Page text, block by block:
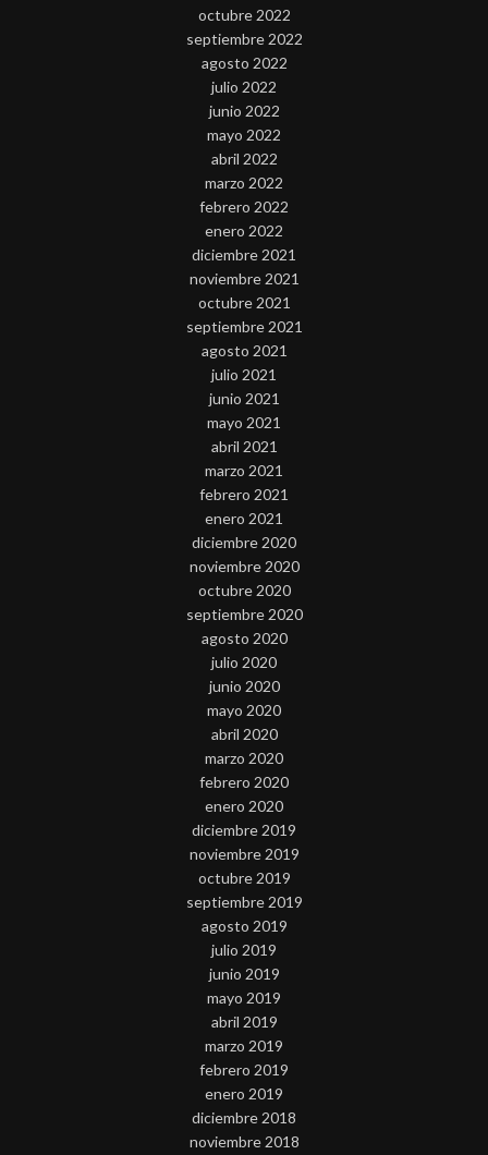
octubre 2022
septiembre 2022
agosto 2022
julio 2022
junio 2022
mayo 2022
abril 2022
marzo 2022
febrero 2022
enero 2022
diciembre 2021
noviembre 2021
octubre 2021
septiembre 2021
agosto 2021
julio 2021
junio 2021
mayo 2021
abril 2021
marzo 2021
febrero 2021
enero 2021
diciembre 2020
noviembre 2020
octubre 2020
septiembre 2020
agosto 2020
julio 2020
junio 2020
mayo 2020
abril 2020
marzo 2020
febrero 2020
enero 2020
diciembre 2019
noviembre 2019
octubre 2019
septiembre 2019
agosto 2019
julio 2019
junio 2019
mayo 2019
abril 2019
marzo 2019
febrero 2019
enero 2019
diciembre 2018
noviembre 2018